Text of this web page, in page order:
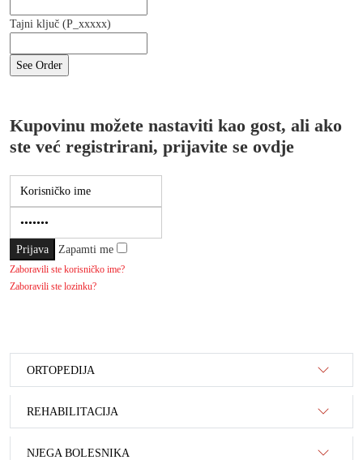
Tajni ključ (P_xxxxx)
Kupovinu možete nastaviti kao gost, ali ako
ste već registrirani, prijavite se ovdje
Zapamti me
Zaboravili ste korisničko ime?
Zaboravili ste lozinku?
ORTOPEDIJA
REHABILITACIJA
NJEGA BOLESNIKA